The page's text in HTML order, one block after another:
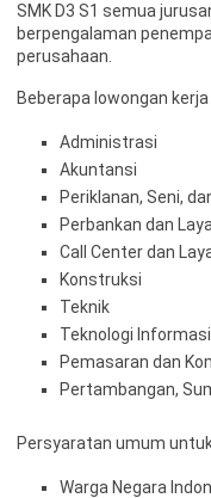
SMK D3 S1 semua
berpengalaman
perusahaan.
Beberapa lowongan
Administrasi
Akuntansi
Periklanan, Seni,
Perbankan dan
Call Center dan
Konstruksi
Teknik
Teknologi
Pemasaran dan
Pertambangan,
Persyaratan umum
Warga Negara